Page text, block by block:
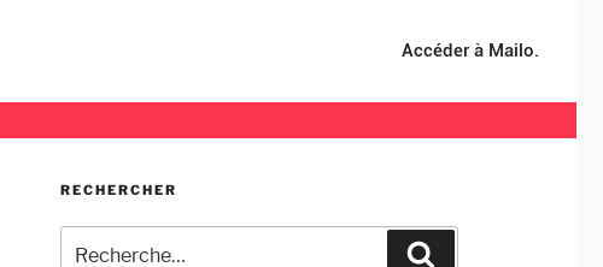
Accéder à Mailo.
RECHERCHER